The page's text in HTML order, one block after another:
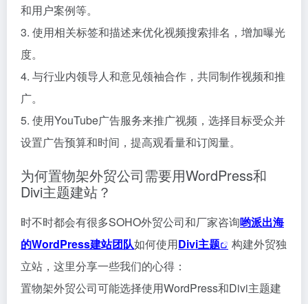
和用户案例等。
3. 使用相关标签和描述来优化视频搜索排名，增加曝光
度。
4. 与行业内领导人和意见领袖合作，共同制作视频和推
广。
5. 使用YouTube广告服务来推广视频，选择目标受众并
设置广告预算和时间，提高观看量和订阅量。
为何置物架外贸公司需要用WordPress和
Divi主题建站？
时不时都会有很多SOHO外贸公司和厂家咨询哟派出海
的WordPress建站团队如何使用Divi主题
构建外贸独
立站，这里分享一些我们的心得：
置物架外贸公司可能选择使用WordPress和Divi主题建